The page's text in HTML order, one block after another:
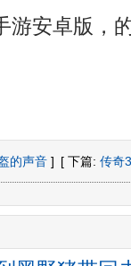
游安卓版，
的声音 ] [ 下篇: 传奇